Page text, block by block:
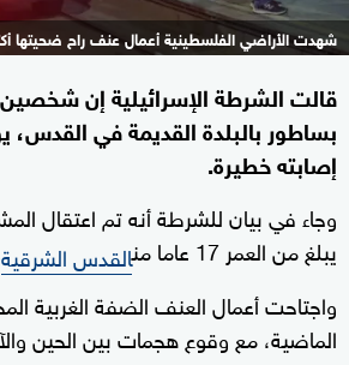
شهدت الأراضي الفلسطينية أعمال عنف راح ضحيتها أكثر من
قالت الشرطة الإسرائيلية إن
بساطور بالبلدة القديمة في القدس،
إصابته خطيرة.
وجاء في بيان للشرطة أنه تم اعتقال
يبلغ من العمر 17 عاما من
القدس الشرقية
الماضية، مع وقوع هجمات بين الحين